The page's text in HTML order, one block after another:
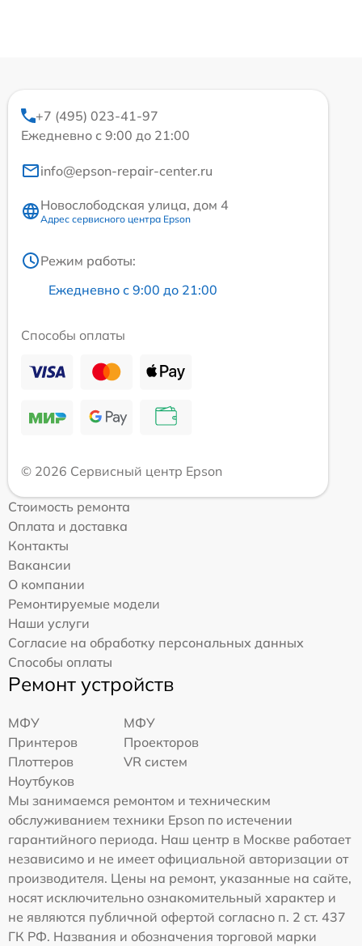
+7 (495) 023-41-97
Ежедневно с 9:00 до 21:00
info@epson-repair-center.ru
Новослободская улица, дом 4
Адрес сервисного центра Epson
Режим работы:
Ежедневно с 9:00 до 21:00
Способы оплаты
© 2026 Сервисный центр Epson
Стоимость ремонта
Оплата и доставка
Контакты
Вакансии
О компании
Ремонтируемые модели
Наши услуги
Согласие на обработку персональных данных
Способы оплаты
Ремонт устройств
МФУ
МФУ
Принтеров
Проекторов
Плоттеров
VR систем
Ноутбуков
Мы занимаемся ремонтом и техническим
обслуживанием техники Epson по истечении
гарантийного периода. Наш центр в Москве работает
независимо и не имеет официальной авторизации от
производителя. Цены на ремонт, указанные на сайте,
носят исключительно ознакомительный характер и
не являются публичной офертой согласно п. 2 ст. 437
ГК РФ. Названия и обозначения торговой марки